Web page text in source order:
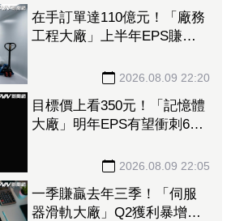
在手訂單達110億元！「廠務
工程大廠」上半年EPS賺
光獲利噴4倍
2026.08.09 22:20
目標價上看350元！「記憶體
大廠」明年EPS有望衝刺6股
揚推升營收、獲利2026.08.09 22:05
一季賺贏去年三季！「伺服
器滑軌大廠」Q2獲利暴增